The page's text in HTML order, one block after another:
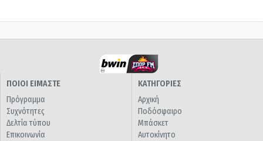
ΠΟΙΟΙ ΕΙΜΑΣΤΕ
Πρόγραμμα
Συχνότητες
Δελτία τύπου
Επικοινωνία
ΚΑΤΗΓΟΡΙΕΣ
Αρχική
Ποδόσφαιρο
Μπάσκετ
Αυτοκίνητο